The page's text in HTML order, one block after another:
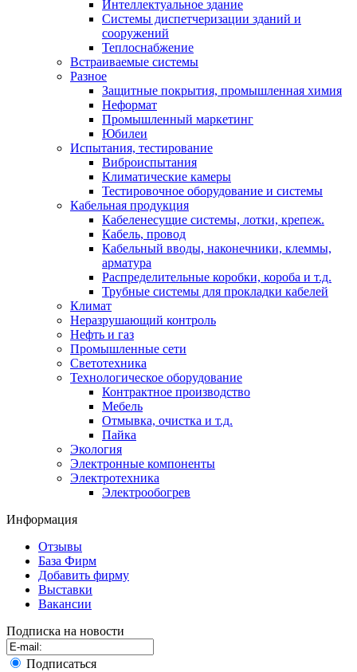
Интеллектуальное здание
Системы диспетчеризации зданий и
сооружений
Теплоснабжение
Встраиваемые системы
Разное
Защитные покрытия, промышленная химия
Неформат
Промышленный маркетинг
Юбилеи
Испытания, тестирование
Виброиспытания
Климатические камеры
Тестировочное оборудование и системы
Кабельная продукция
Кабеленесущие системы, лотки, крепеж.
Кабель, провод
Кабельный вводы, наконечники, клеммы,
арматура
Распределительные коробки, короба и т.д.
Трубные системы для прокладки кабелей
Климат
Неразрушающий контроль
Нефть и газ
Промышленные сети
Светотехника
Технологическое оборудование
Контрактное производство
Мебель
Отмывка, очистка и т.д.
Пайка
Экология
Электронные компоненты
Электротехника
Электрообогрев
Информация
Отзывы
База Фирм
Добавить фирму
Выставки
Вакансии
Подписка на новости
Подписаться